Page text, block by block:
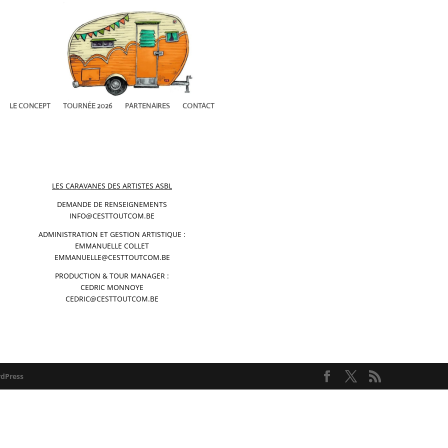
LE CONCEPT TOURNÉE 2026 PARTENAIRES CONTACT
LES CARAVANES DES ARTISTES ASBL
DEMANDE DE RENSEIGNEMENTS
INFO@CESTTOUTCOM.BE
ADMINISTRATION ET GESTION ARTISTIQUE :
EMMANUELLE COLLET
EMMANUELLE@CESTTOUTCOM.BE
PRODUCTION & TOUR MANAGER :
CEDRIC MONNOYE
CEDRIC@CESTTOUTCOM.BE